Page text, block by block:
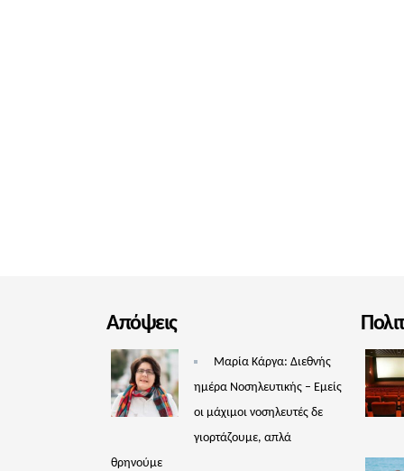
Απόψεις
Μαρία Κάργα: Διεθνής
ημέρα Νοσηλευτικής – Εμείς
οι μάχιμοι νοσηλευτές δε
γιορτάζουμε, απλά
θρηνούμε